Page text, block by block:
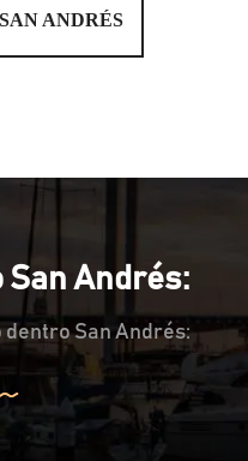
ANDRÉS
Andrés:
San Andrés: